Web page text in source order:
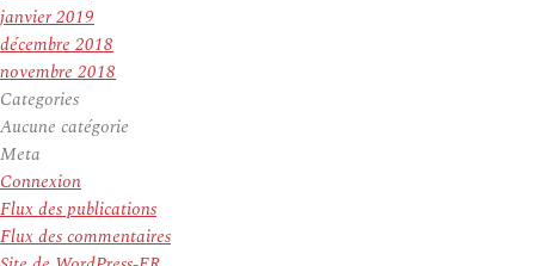
janvier 2019
décembre 2018
novembre 2018
Categories
Aucune catégorie
Meta
Connexion
Flux des publications
Flux des commentaires